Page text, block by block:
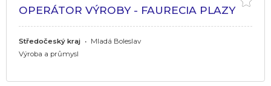
OPERÁTOR VÝROBY - FAURECIA PLAZY
Středočeský kraj • Mladá Boleslav
Výroba a průmysl